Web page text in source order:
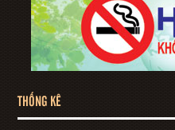
THỐNG KÊ